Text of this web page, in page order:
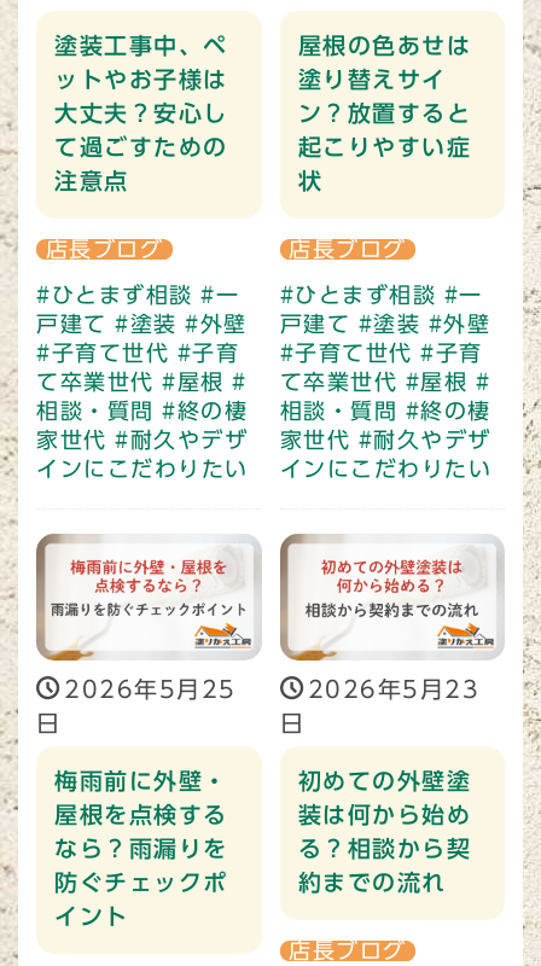
塗装工事中、ペ
ットやお子様は
大丈夫？安心し
て過ごすための
注意点
店長ブログ
#ひとまず相談 #一
戸建て #塗装 #外壁
#子育て世代 #子育
て卒業世代 #屋根 #
相談・質問 #終の棲
家世代 #耐久やデザ
インにこだわりたい
屋根の色あせは
塗り替えサイ
ン？放置すると
起こりやすい症
状
店長ブログ
#ひとまず相談 #一
戸建て #塗装 #外壁
#子育て世代 #子育
て卒業世代 #屋根 #
相談・質問 #終の棲
家世代 #耐久やデザ
インにこだわりたい
2026年5月25
日
梅雨前に外壁・
屋根を点検する
なら？雨漏りを
防ぐチェックポ
イント
2026年5月23
日
初めての外壁塗
装は何から始め
る？相談から契
約までの流れ
店長ブログ